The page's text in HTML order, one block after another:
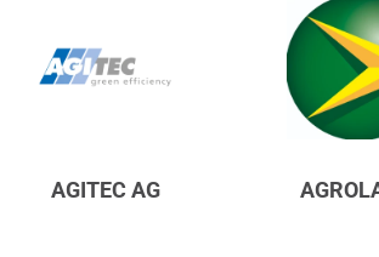
AGITEC AG